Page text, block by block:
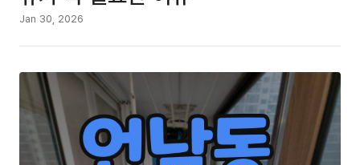
Jan 30, 2026